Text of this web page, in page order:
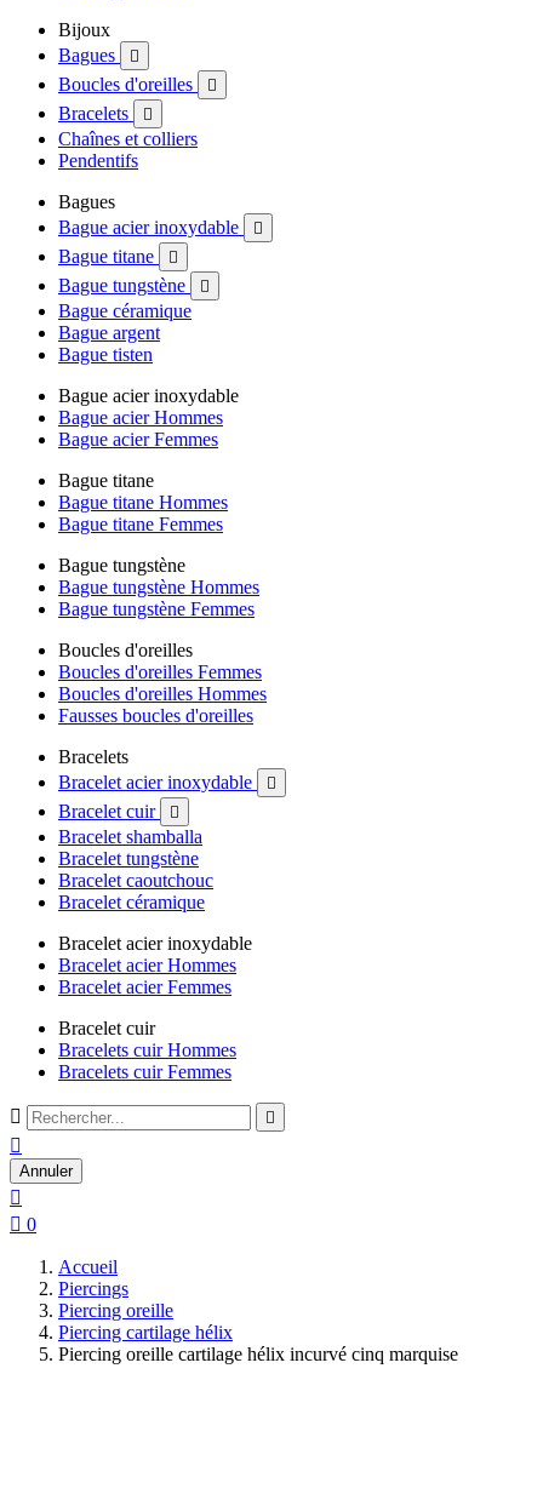
Bijoux
Bagues

Boucles d'oreilles 
Bracelets 
Chaînes et colliers
Pendentifs
Bagues
Bague acier inoxydable

Bague titane 
Bague tungstène 
Bague céramique
Bague argent
Bague tisten
Bague acier inoxydable
Bague acier Hommes
Bague acier Femmes
Bague titane
Bague titane Hommes
Bague titane Femmes
Bague tungstène
Bague tungstène Hommes
Bague tungstène Femmes
Boucles d'oreilles
Boucles d'oreilles Femmes
Boucles d'oreilles Hommes
Fausses boucles d'oreilles
Bracelets
Bracelet acier inoxydable

Bracelet cuir 
Bracelet shamballa
Bracelet tungstène
Bracelet caoutchouc
Bracelet céramique
Bracelet acier inoxydable
Bracelet acier Hommes
Bracelet acier Femmes
Bracelet cuir
Bracelets cuir Hommes
Bracelets cuir Femmes
 

Annuler

 0
Accueil
Piercings
Piercing oreille
Piercing cartilage hélix
Piercing oreille cartilage hélix incurvé cinq marquise